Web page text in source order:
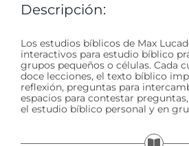
Descripción:
Los estudios bíblicos de Max
interactivos para estudio bíblico
grupos pequeños o células. Cada
doce lecciones, el texto bíblico
reflexión, preguntas para
espacios para contestar
el estudio bíblico personal y en